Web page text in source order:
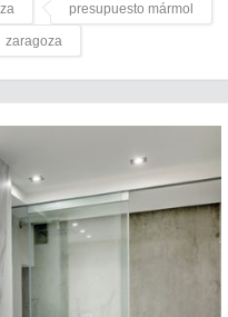
presupuesto mármol
zaragoza